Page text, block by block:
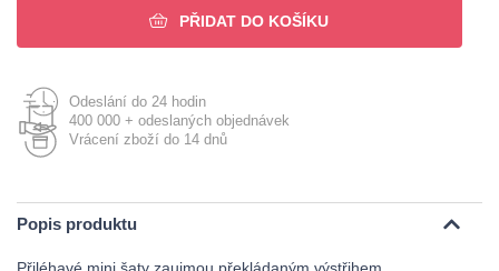
PŘIDAT DO KOŠÍKU
Odeslání do 24 hodin
400 000 + odeslaných objednávek
Vrácení zboží do 14 dnů
Popis produktu